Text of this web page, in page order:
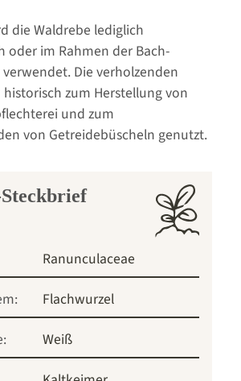
die Waldrebe lediglich
oder im Rahmen der Bach-
Die verholzenden
zum Herstellung von
und zum
von Getreidebüscheln genutzt.
Ranunculaceae
Flachwurzel
Weiß